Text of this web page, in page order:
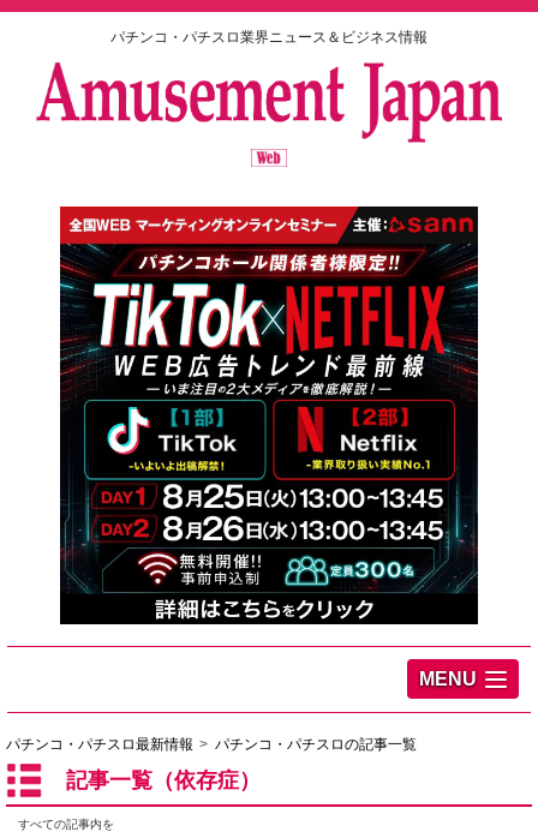
パチンコ・パチスロ業界ニュース＆ビジネス情報
MENU
パチンコ・パチスロ最新情報 パチンコ・パチスロの記事一覧
記事一覧（依存症）
すべての記事内を